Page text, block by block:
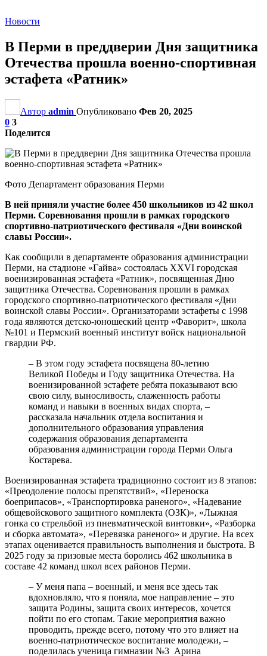
Новости
В Перми в преддверии Дня защитника
Отечества прошла военно-спортивная
эстафета «Ратник»
Автор admin Опубликовано Фев 20, 2025
0 3
Поделится
Фото Департамент образования Перми
В ней приняли участие более 450 школьников из 42 школ
Перми. Соревнования прошли в рамках городского
спортивно-патриотического фестиваля «Дни воинской
славы России».
Как сообщили в департаменте образования администрации
Перми, на стадионе «Гайва» состоялась XXVI городская
военизированная эстафета «Ратник», посвященная Дню
защитника Отечества. Соревнования прошли в рамках
городского спортивно-патриотического фестиваля «Дни
воинской славы России». Организаторами эстафеты с 1998
года являются детско-юношеский центр «Фаворит», школа
№101 и Пермский военный институт войск национальной
гвардии РФ.
– В этом году эстафета посвящена 80-летию
Великой Победы и Году защитника Отечества. На
военизированной эстафете ребята показывают всю
свою силу, выносливость, слаженность работы
команд и навыки в военных видах спорта, –
рассказала начальник отдела воспитания и
дополнительного образования управления
содержания образования департамента
образования администрации города Перми Ольга
Костарева.
Военизированная эстафета традиционно состоит из 8 этапов:
«Преодоление полосы препятствий», «Переноска
боеприпасов», «Транспортировка раненого», «Надевание
общевойскового защитного комплекта (ОЗК)», «Лыжная
гонка со стрельбой из пневматической винтовки», «Разборка
и сборка автомата», «Перевязка раненого» и другие. На всех
этапах оценивается правильность выполнения и быстрота. В
2025 году за призовые места боролись 462 школьника в
составе 42 команд школ всех районов Перми.
– У меня папа – военный, и меня все здесь так
вдохновляло, что я поняла, мое направление – это
защита Родины, защита своих интересов, хочется
пойти по его стопам. Такие мероприятия важно
проводить, прежде всего, потому что это влияет на
военно-патриотическое воспитание молодежи, –
поделилась ученица гимназии №3 Арина